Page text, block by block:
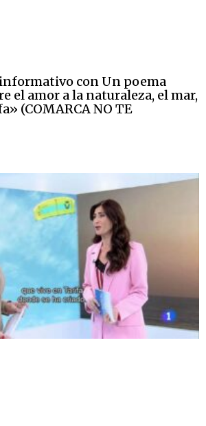
con Un poema
el amor a la naturaleza, el mar,
(COMARCA NO TE